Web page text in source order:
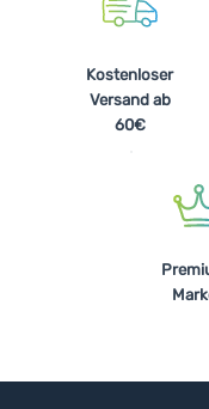
Kostenloser
Versand ab
60€